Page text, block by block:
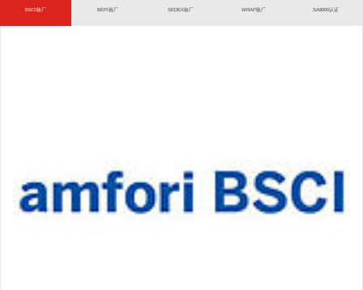
BSCI验厂 BEPI验厂 SEDEX验厂 WRAP验厂 SA8000认证